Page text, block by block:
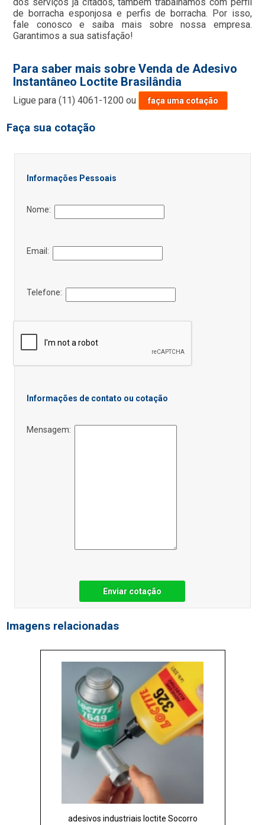
de borracha esponjosa e perfis de borracha. Por isso,
fale conosco e saiba mais sobre nossa empresa.
Garantimos a sua satisfação!
Para saber mais sobre Venda de Adesivo
Instantâneo Loctite Brasilândia
Ligue para(11) 4061-1200 ou faça uma cotação
Faça sua cotação
Informações Pessoais
Nome:
Email:
Telefone:
Informações de contato ou cotação
Mensagem:
Enviar cotação
Imagens relacionadas
adesivos industriais loctite Socorro